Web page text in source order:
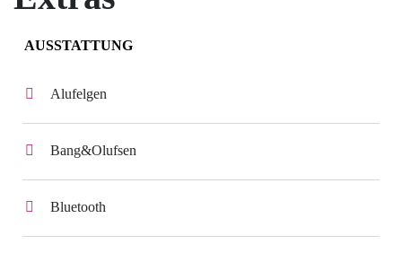
AUSSTATTUNG
Alufelgen
Bang&Olufsen
Bluetooth